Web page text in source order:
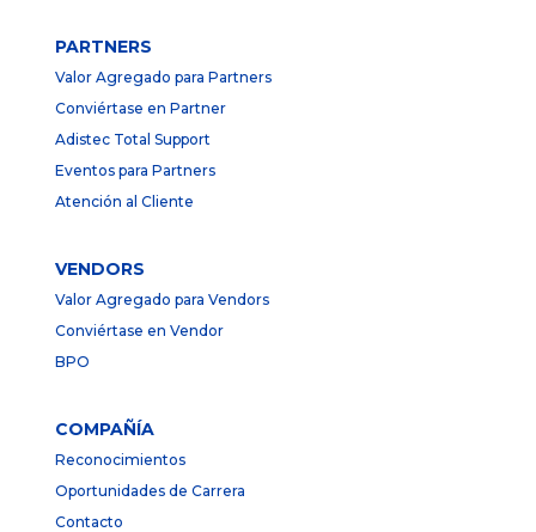
PARTNERS
Valor Agregado para Partners
Conviértase en Partner
Adistec Total Support
Eventos para Partners
Atención al Cliente
VENDORS
Valor Agregado para Vendors
Conviértase en Vendor
BPO
COMPAÑÍA
Reconocimientos
Oportunidades de Carrera
Contacto